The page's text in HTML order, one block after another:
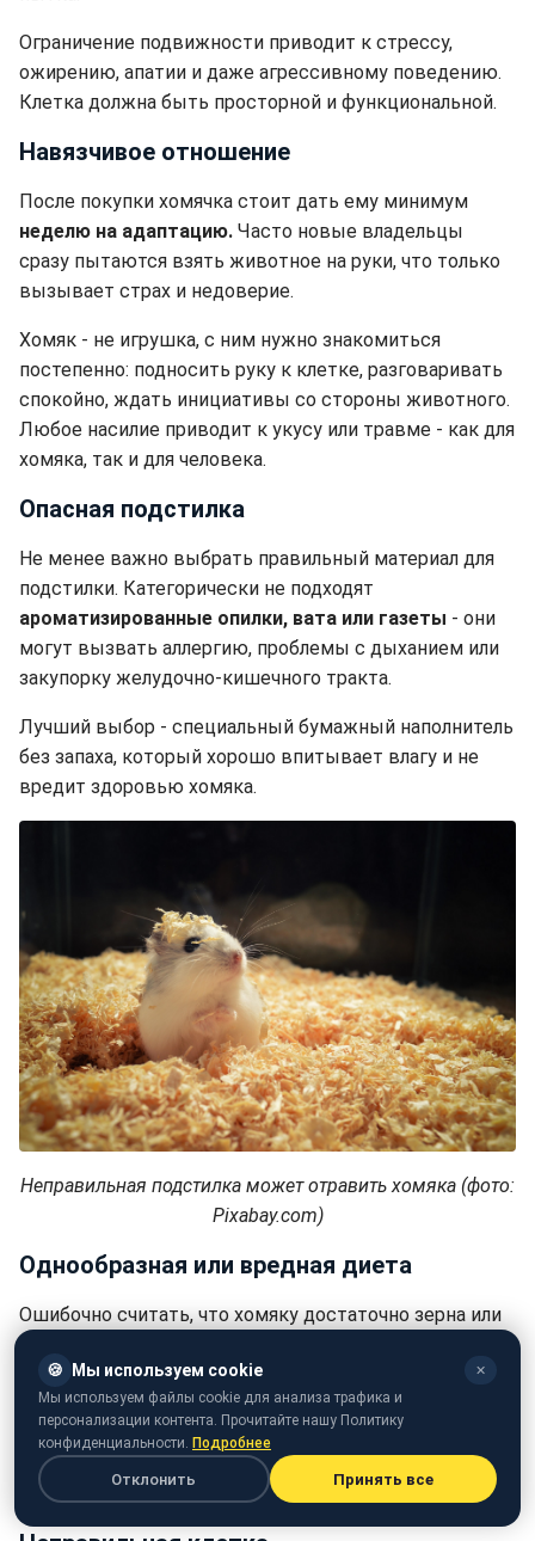
Ограничение подвижности приводит к стрессу,
ожирению, апатии и даже агрессивному поведению.
Клетка должна быть просторной и функциональной.
Навязчивое отношение
После покупки хомячка стоит дать ему минимум
неделю на адаптацию. Часто новые владельцы
сразу пытаются взять животное на руки, что только
вызывает страх и недоверие.
Хомяк - не игрушка, с ним нужно знакомиться
постепенно: подносить руку к клетке, разговаривать
спокойно, ждать инициативы со стороны животного.
Любое насилие приводит к укусу или травме - как для
хомяка, так и для человека.
Опасная подстилка
Не менее важно выбрать правильный материал для
подстилки. Категорически не подходят
ароматизированные опилки, вата или газеты - они
могут вызвать аллергию, проблемы с дыханием или
закупорку желудочно-кишечного тракта.
Лучший выбор - специальный бумажный наполнитель
без запаха, который хорошо впитывает влагу и не
вредит здоровью хомяка.
Неправильная подстилка может отравить хомяка (фото:
Pixabay.com)
Однообразная или вредная диета
Ошибочно считать, что хомяку достаточно зерна или
овощей. Это всеядное животное, которое нуждается
также вбелке животного происхождения
например, вареного мяса, насекомых или белковых
кормов. Готовые сбалансированные смеси - хороший
вариант, но их следует дополнять свежими
продуктами, с учетом индивидуальных потребностей.
🍪 Мы используем cookie ✕
Мы используем файлы cookie для анализа трафика и
персонализации контента. Прочитайте нашу Политику
конфиденциальности. Подробнее
Отклонить Принять все